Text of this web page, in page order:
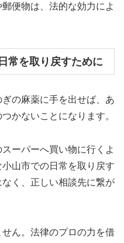
便物は、法的な効力によ
常を取り戻すために
ぎの麻薬に手を出せば、あ
かないことになります。
ーパーへ買い物に行くよ
山市での日常を取り戻す
く、正しい相談先に繋が
ん。法律のプロの力を借